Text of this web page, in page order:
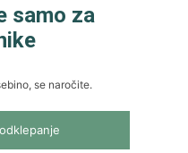
samo za
se naročite.